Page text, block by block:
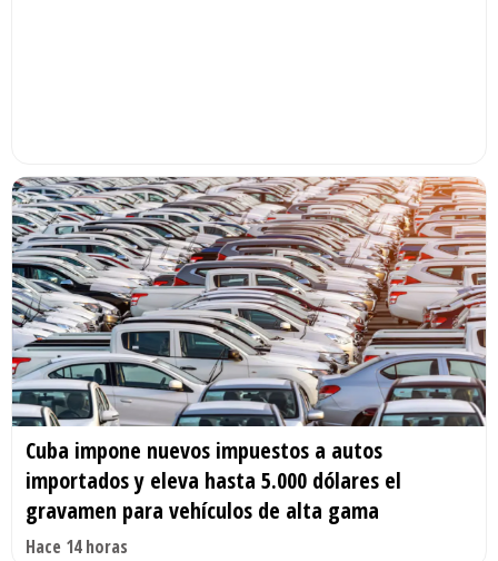
Cuba impone nuevos impuestos a autos
importados y eleva hasta 5.000 dólares el
gravamen para vehículos de alta gama
Hace 14 horas